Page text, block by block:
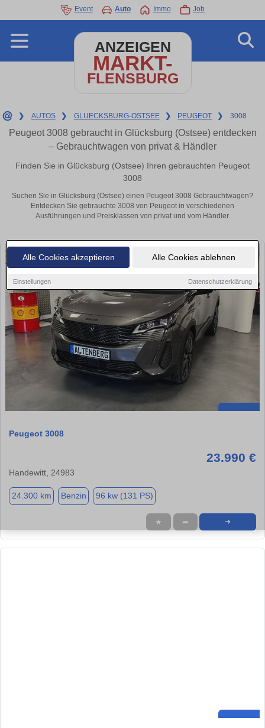
Alle Cookies akzeptieren Alle Cookies ablehnen
Einstellungen Datenschutzerklärung
Event Auto Immo Job
ANZEIGEN
MARKT-
FLENSBURG
❯ AUTOS ❯ GLUECKSBURG-OSTSEE ❯ PEUGEOT ❯ 3008
Peugeot 3008 gebraucht in Glücksburg (Ostsee) entdecken
– Gebrauchtwagen von privat & Händler
Finden Sie in Glücksburg (Ostsee) Ihren gebrauchten Peugeot
3008
Suchen Sie in Glücksburg (Ostsee) einen Peugeot 3008 Gebrauchtwagen?
Entdecken Sie gebrauchte 3008 von Peugeot in verschiedenen
Ausführungen und Preisklassen von privat und vom Händler.
Peugeot 3008
23.990 €
Handewitt, 24983
24.300 km Benzin 96 kw (131 PS)
★ ➦ ➜